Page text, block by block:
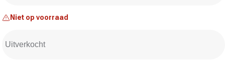
Niet op voorraad
Uitverkocht